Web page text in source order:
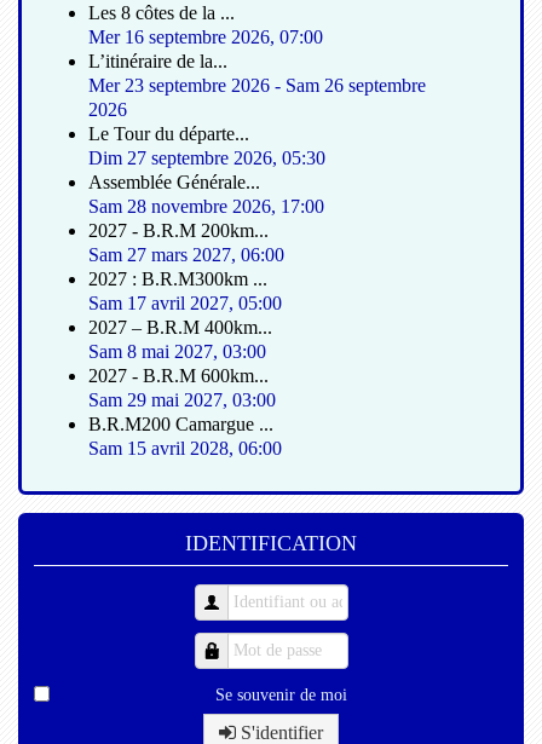
Les 8 côtes de la ...
Mer 16 septembre 2026, 07:00
L’itinéraire de la...
Mer 23 septembre 2026 - Sam 26 septembre
2026
Le Tour du départe...
Dim 27 septembre 2026, 05:30
Assemblée Générale...
Sam 28 novembre 2026, 17:00
2027 - B.R.M 200km...
Sam 27 mars 2027, 06:00
2027 : B.R.M300km ...
Sam 17 avril 2027, 05:00
2027 – B.R.M 400km...
Sam 8 mai 2027, 03:00
2027 - B.R.M 600km...
Sam 29 mai 2027, 03:00
B.R.M200 Camargue ...
Sam 15 avril 2028, 06:00
IDENTIFICATION
Se souvenir de moi
S'identifier